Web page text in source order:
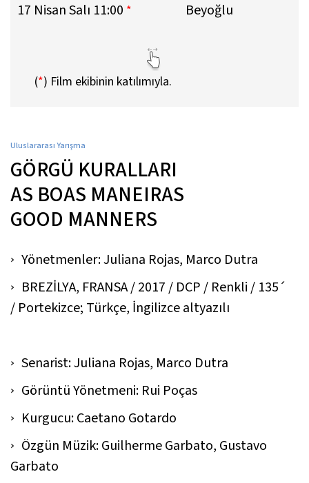
17 Nisan Salı 11:00 * Beyoğlu
(*) Film ekibinin katılımıyla.
Uluslararası Yarışma
GÖRGÜ KURALLARI
AS BOAS MANEIRAS
GOOD MANNERS
Yönetmenler: Juliana Rojas, Marco Dutra
BREZİLYA, FRANSA / 2017 / DCP / Renkli / 135´
/ Portekizce; Türkçe, İngilizce altyazılı
Senarist: Juliana Rojas, Marco Dutra
Görüntü Yönetmeni: Rui Poças
Kurgucu: Caetano Gotardo
Özgün Müzik: Guilherme Garbato, Gustavo
Garbato